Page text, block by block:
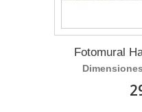
Fotomural